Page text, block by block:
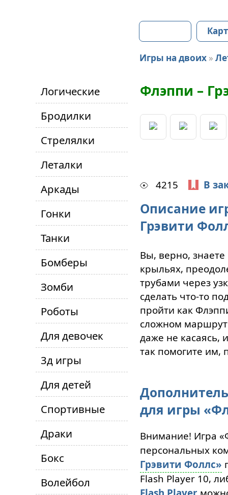
Игры на двоих »
Логические
Бродилки
Стрелялки
Леталки
Аркады
Гонки
Танки
Бомберы
Зомби
Роботы
Для девочек
3д игры
Для детей
Спортивные
Драки
Бокс
Волейбол
Флэппи –
4215 В
Описание
Грэвити
Вы, верно,
крыльях,
трубами через
сделать что-то
пройти как
сложном
даже не касаясь,
так помогите им,
для игры
Внимание! Игра
персональных
Грэвити Фоллс»
Flash Player 10,